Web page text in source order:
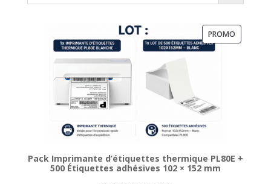
PROMO
Pack Imprimante d’étiquettes thermique PL80E +
500 Étiquettes adhésives 102 × 152 mm